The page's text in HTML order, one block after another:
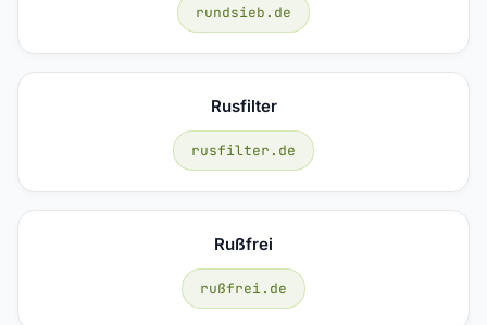
rundsieb.de
Rusfilter
rusfilter.de
Rußfrei
rußfrei.de